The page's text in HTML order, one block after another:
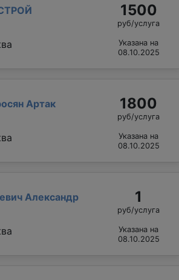
1500
руб/услуга
Указана на
08.10.2025
Артак
1800
руб/услуга
Указана на
08.10.2025
Александр
1
руб/услуга
Указана на
08.10.2025